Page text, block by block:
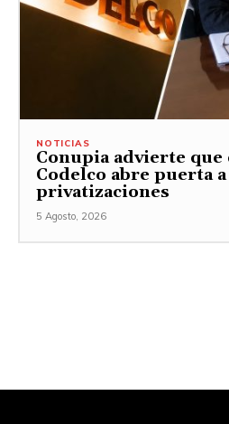
NOTICIAS
Conupia advierte que
Codelco abre puerta
privatizaciones
5 Agosto, 2026